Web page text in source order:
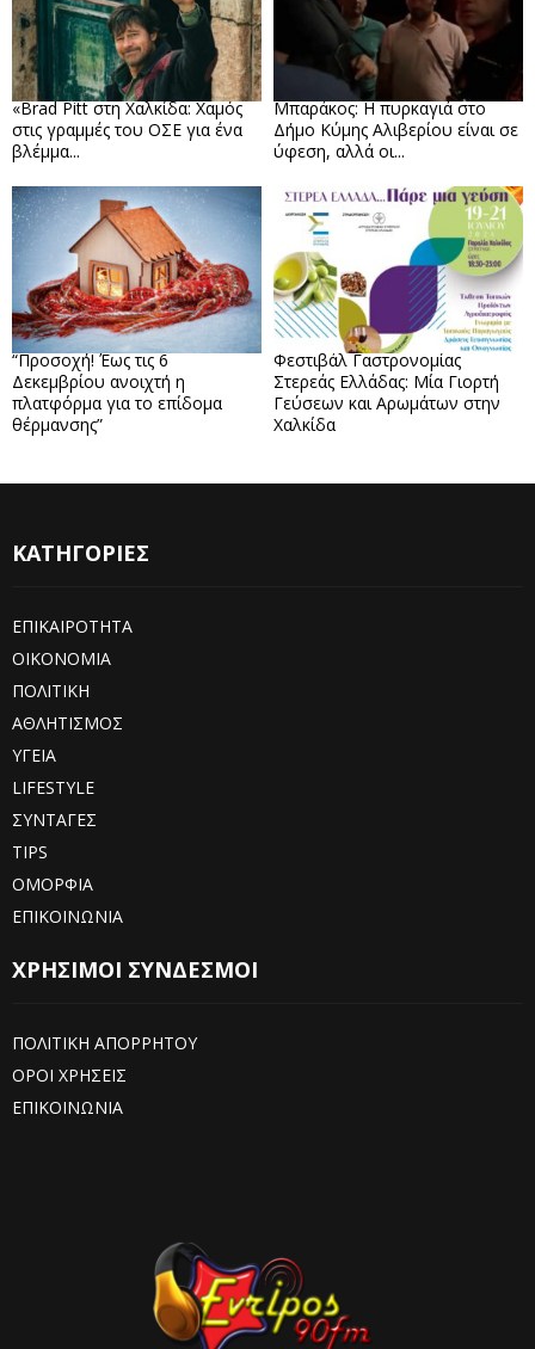
«Brad Pitt στη Χαλκίδα: Χαμός
στις γραμμές του ΟΣΕ για ένα
βλέμμα...
Μπαράκος: Η πυρκαγιά στο
Δήμο Κύμης Αλιβερίου είναι σε
ύφεση, αλλά οι...
“Προσοχή! Έως τις 6
Δεκεμβρίου ανοιχτή η
πλατφόρμα για το επίδομα
θέρμανσης”
Φεστιβάλ Γαστρονομίας
Στερεάς Ελλάδας: Μία Γιορτή
Γεύσεων και Αρωμάτων στην
Χαλκίδα
ΚΑΤΗΓΟΡΙΕΣ
ΕΠΙΚΑΙΡΟΤΗΤΑ
ΟΙΚΟΝΟΜΙΑ
ΠΟΛΙΤΙΚΗ
ΑΘΛΗΤΙΣΜΟΣ
ΥΓΕΙΑ
LIFESTYLE
ΣΥΝΤΑΓΕΣ
TIPS
ΟΜΟΡΦΙΑ
ΕΠΙΚΟΙΝΩΝΙΑ
ΧΡΗΣΙΜΟΙ ΣΥΝΔΕΣΜΟΙ
ΠΟΛΙΤΙΚΗ ΑΠΟΡΡΗΤΟΥ
ΟΡΟΙ ΧΡΗΣΕΙΣ
ΕΠΙΚΟΙΝΩΝΙΑ